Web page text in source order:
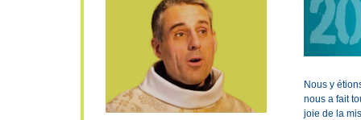
Nous y
nous a fait
joie de la